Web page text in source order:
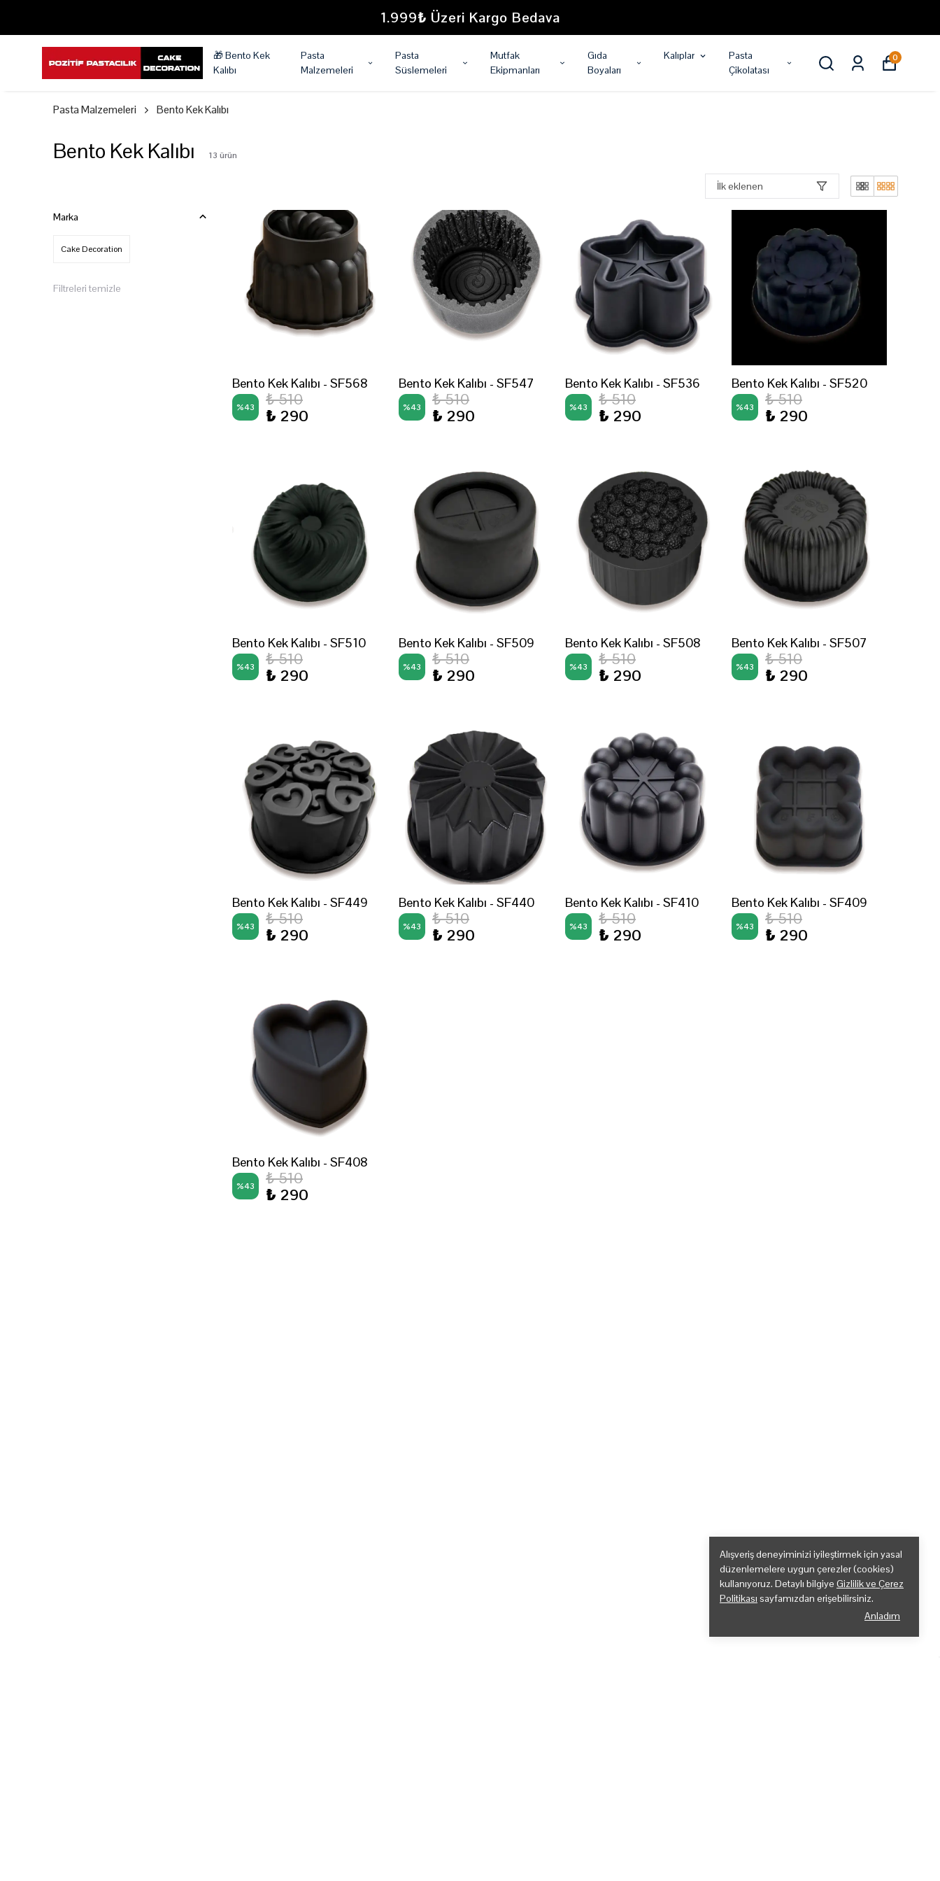
1.999₺ Üzeri Kargo Bedava
🎁 Bento Kek
Kalıbı
Pasta
Malzemeleri
Pasta
Süslemeleri
Mutfak
Ekipmanları
Gıda
Boyaları
Kalıplar
Pasta
Çikolatası
0
Alışveriş deneyiminizi iyileştirmek için yasal
düzenlemelere uygun çerezler (cookies)
kullanıyoruz. Detaylı bilgiye Gizlilik ve Çerez
Politikası sayfamızdan erişebilirsiniz.
Anladım
Pasta Malzemeleri Bento Kek Kalıbı
Bento Kek Kalıbı 13 ürün
İlk eklenen
Marka
Cake Decoration
Filtreleri temizle
Bento Kek Kalıbı - SF568
%43
₺ 510
₺ 290
Bento Kek Kalıbı - SF547
%43
₺ 510
₺ 290
Bento Kek Kalıbı - SF536
%43
₺ 510
₺ 290
Bento Kek Kalıbı - SF520
%43
₺ 510
₺ 290
Bento Kek Kalıbı - SF510
%43
₺ 510
₺ 290
Bento Kek Kalıbı - SF509
%43
₺ 510
₺ 290
Bento Kek Kalıbı - SF508
%43
₺ 510
₺ 290
Bento Kek Kalıbı - SF507
%43
₺ 510
₺ 290
Bento Kek Kalıbı - SF449
%43
₺ 510
₺ 290
Bento Kek Kalıbı - SF440
%43
₺ 510
₺ 290
Bento Kek Kalıbı - SF410
%43
₺ 510
₺ 290
Bento Kek Kalıbı - SF409
%43
₺ 510
₺ 290
Bento Kek Kalıbı - SF408
%43
₺ 510
₺ 290